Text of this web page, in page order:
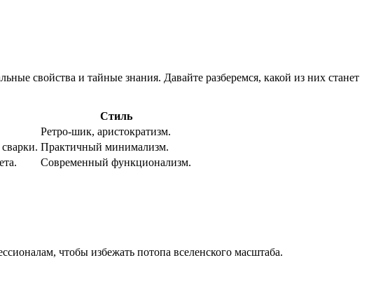
свойства и тайные знания. Давайте разберемся, какой из них станет
Стиль
Ретро-шик, аристократизм.
Практичный минимализм.
Современный функционализм.
чтобы избежать потопа вселенского масштаба.